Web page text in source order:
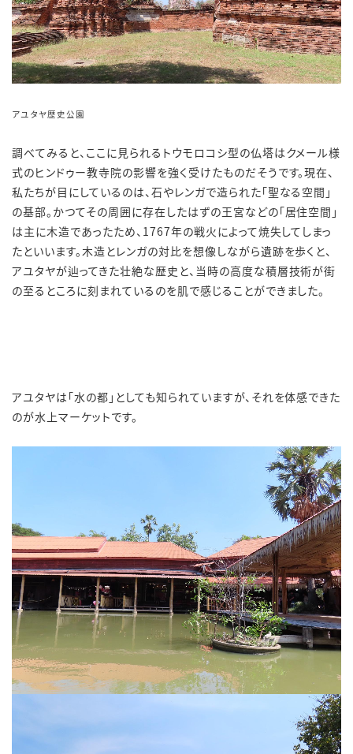
アユタヤ歴史公園
調べてみると、ここに見られるトウモロコシ型の仏塔はクメール様
式のヒンドゥー教寺院の影響を強く受けたものだそうです。現在、
私たちが目にしているのは、石やレンガで造られた「聖なる空間」
の基部。かつてその周囲に存在したはずの王宮などの「居住空間」
は主に木造であったため、1767年の戦火によって焼失してしまっ
たといいます。木造とレンガの対比を想像しながら遺跡を歩くと、
アユタヤが辿ってきた壮絶な歴史と、当時の高度な積層技術が街
の至るところに刻まれているのを肌で感じることができました。
アユタヤは「水の都」としても知られていますが、それを体感できた
のが水上マーケットです。